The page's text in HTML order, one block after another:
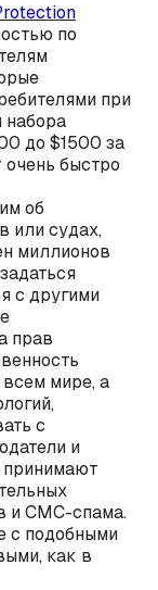
по
при
набора
до $1500 за
быстро
об
или судах,
миллионов
с другими
прав
мире, а
с
и
и СМС-спама.
с подобными
как в